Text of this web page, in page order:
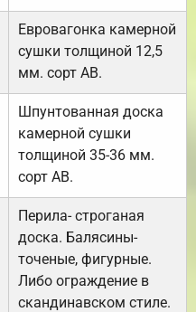
Евровагонка камерной
сушки толщиной 12,5
мм. сорт АВ.
Шпунтованная доска
камерной сушки
толщиной 35-36 мм.
сорт АВ.
Перила- строганая
доска. Балясины-
точеные, фигурные.
Либо ограждение в
скандинавском стиле.